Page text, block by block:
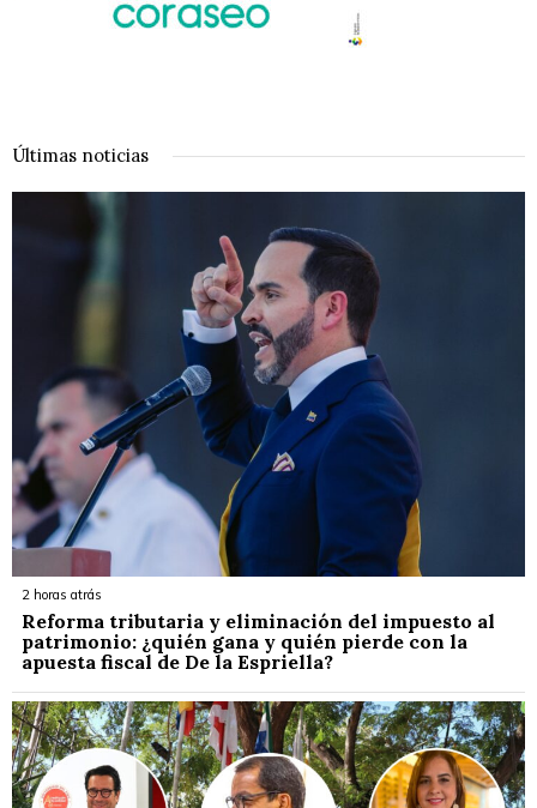
Últimas noticias
2 horas atrás
Reforma tributaria y eliminación del impuesto al
patrimonio: ¿quién gana y quién pierde con la
apuesta fiscal de De la Espriella?